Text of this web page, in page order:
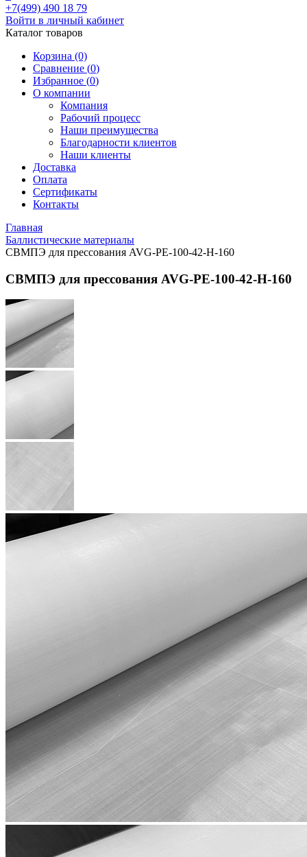
+7(499) 490 18 79
Войти в личный кабинет
Каталог товаров
Корзина (0)
Сравнение (0)
Избранное (0)
О компании
Компания
Рабочий процесс
Наши преимущества
Благодарности клиентов
Наши клиенты
Доставка
Оплата
Сертификаты
Контакты
Главная
Баллистические материалы
СВМПЭ для прессования AVG-PE-100-42-H-160
СВМПЭ для прессования AVG-PE-100-42-H-160